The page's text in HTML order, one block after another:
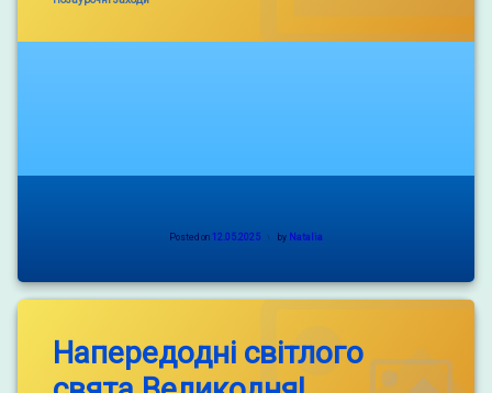
Posted on 12.05.2025 by Natalia
Напередодні світлого